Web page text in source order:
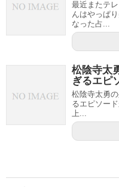
最近またテ
んはやっぱ
なった占...
松陰寺太
ぎるエピ
松陰寺太勇
るエピソー
上...